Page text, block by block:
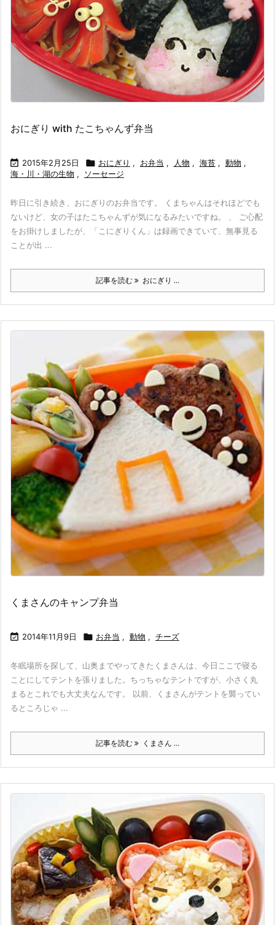
おにぎり with たこちゃんず弁当
 2015年2月25日  おにぎり , お弁当 , 人物 , 海苔 , 動物 ,
海・川・湖の生物 , ソーセージ
昨日に引き続き、おにぎりのお弁当です。 くまちゃんはそれほどでも
ないけど、女の子はたこちゃんずが気になるみたいですね。 、 ご心配
をお掛けしましたが、「こにぎりくん」は録画できていて、無事見る
ことが出 ...
記事を読む おにぎり ...
くまさんのキャンプ弁当
 2014年11月9日  お弁当 , 動物 , チーズ
冬眠場所を探して、山奥までやってきたくまさんは、今日ここで寝る
ことにしてテントを張りました。ちっちゃなテントですが、小さく丸
まるとこれでも大丈夫なんです。 以前、くまさんがテントを襲ってい
るところじゃ ...
記事を読む くまさん ...